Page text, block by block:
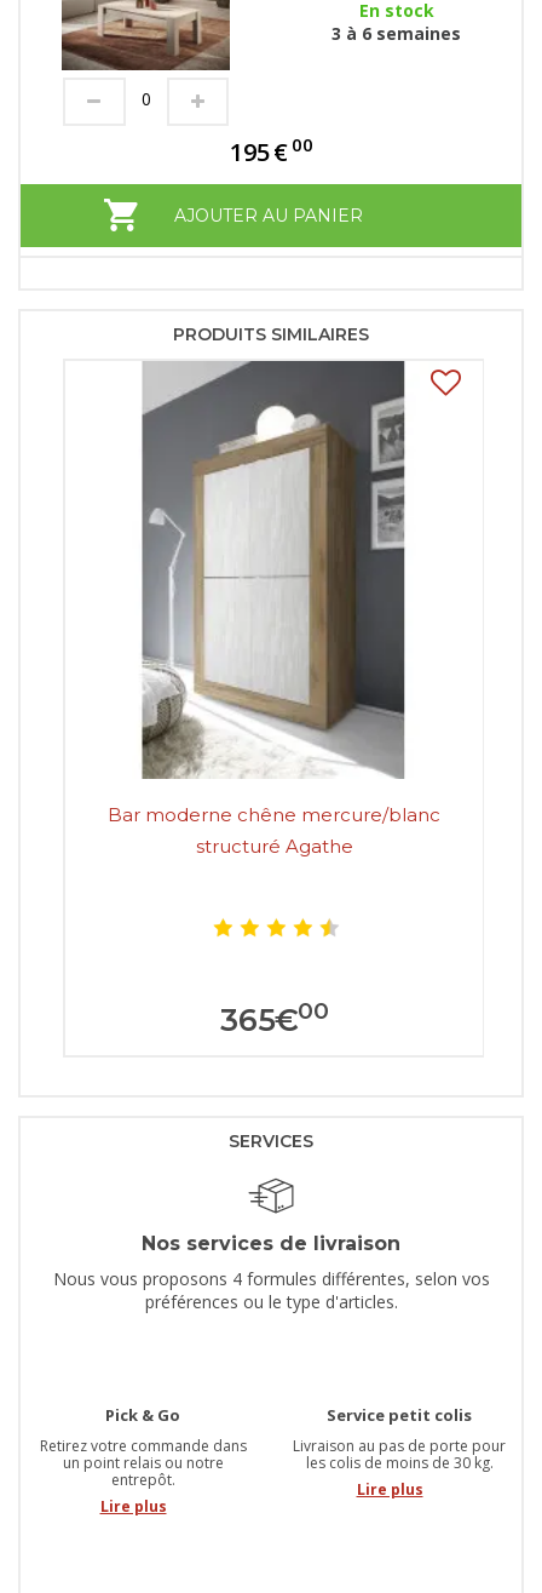
En stock
3 à 6 semaines
195€ 00
AJOUTER AU PANIER
PRODUITS SIMILAIRES
Bar moderne chêne mercure/blanc
structuré Agathe
365€00
SERVICES
Nos services de livraison
Nous vous proposons 4 formules différentes, selon vos
préférences ou le type d'articles.
Pick & Go
Retirez votre commande dans
un point relais ou notre
entrepôt.
Lire plus
Service petit colis
Livraison au pas de porte pour
les colis de moins de 30 kg.
Lire plus